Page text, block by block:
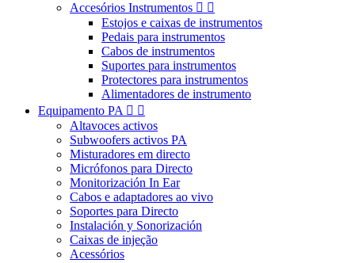
Accesórios Instrumentos  
Estojos e caixas de instrumentos
Pedais para instrumentos
Cabos de instrumentos
Suportes para instrumentos
Protectores para instrumentos
Alimentadores de instrumento
Equipamento PA  
Altavoces activos
Subwoofers activos PA
Misturadores em directo
Micrófonos para Directo
Monitorización In Ear
Cabos e adaptadores ao vivo
Soportes para Directo
Instalación y Sonorización
Caixas de injeção
Acessórios